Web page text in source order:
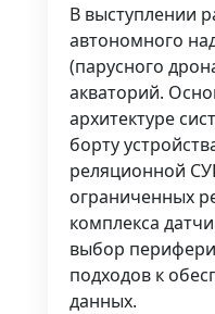
В выступлении
автономного
(парусного
акваторий.
архитектуре
борту
реляционной
ограниченных
комплекса
выбор
подходов к
данных.